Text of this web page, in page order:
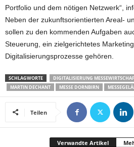
Portfolio und dem nötigen Netzwerk“,
Neben der zukunftsorientierten Areal-
sollen zu den kommenden Aufgaben
Steuerung, ein zielgerichtetes
Digitalisierungsprozesse gehören.
SCHLAGWORTE DIGITALISIERUNG
MARTIN DECHANT
MESSE DORNBIRN
Teilen
Verwandte Artikel